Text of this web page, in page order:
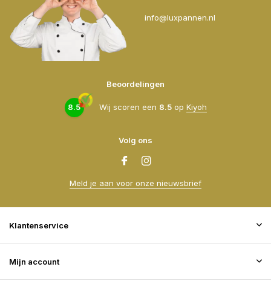
info@luxpannen.nl
Beoordelingen
8.5 Wij scoren een 8.5op Kiyoh
Volg ons
Meld je aan voor onze nieuwsbrief
Klantenservice
Mijn account